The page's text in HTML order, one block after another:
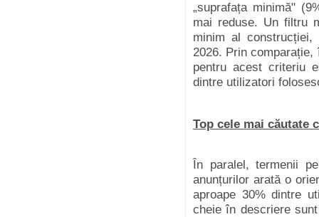
„suprafața minimă"
mai reduse. Un filtru
minim al
2026. Prin
pentru acest criteriu
dintre utilizatori
Top cele mai căutate
În paralel, termenii
anunțurilor arată o
aproape 30% dintre
cheie în descriere